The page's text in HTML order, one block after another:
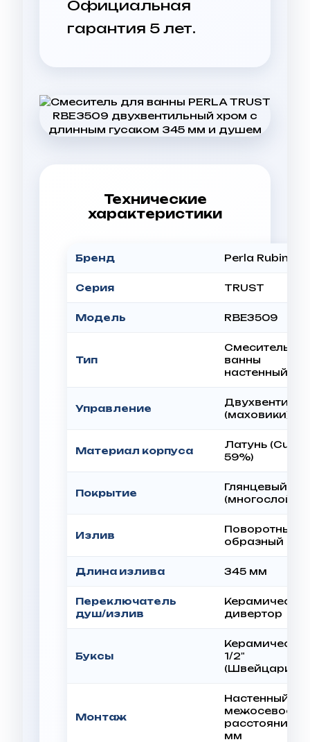
Официальная
гарантия 5 лет.
Технические
характеристики
Бренд Perla Rubin
Серия TRUST
Модель RBE3509
Тип
Смеситель
ванны
настенный
Управление
(маховики)
Материал корпуса
Латунь (Cu ≥
59%)
Покрытие
Глянцевый
Излив
Поворотный,
образный
Длина излива 345 мм
Переключатель
душ/излив
дивертор
Буксы
1/2"
(Швейцария)
Монтаж
Настенный,
межосевое
расстояние
мм